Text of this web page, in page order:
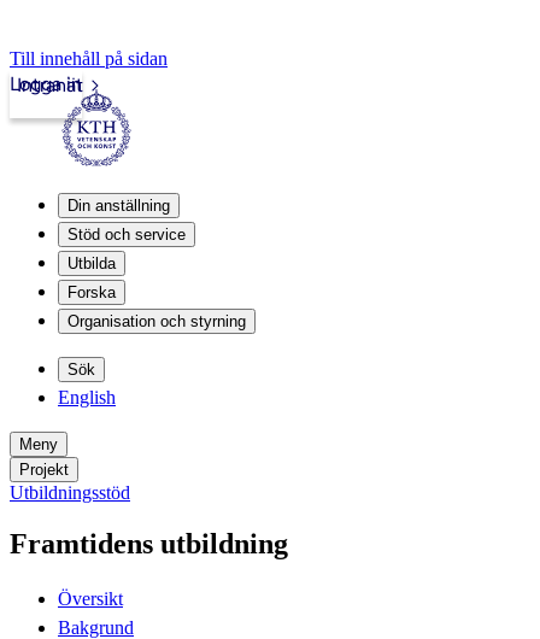
Till innehåll på sidan
Intranät
Logga in
Din anställning
Stöd och service
Utbilda
Forska
Organisation och styrning
Sök
English
Meny
Projekt
Utbildningsstöd
Framtidens utbildning
Översikt
Bakgrund